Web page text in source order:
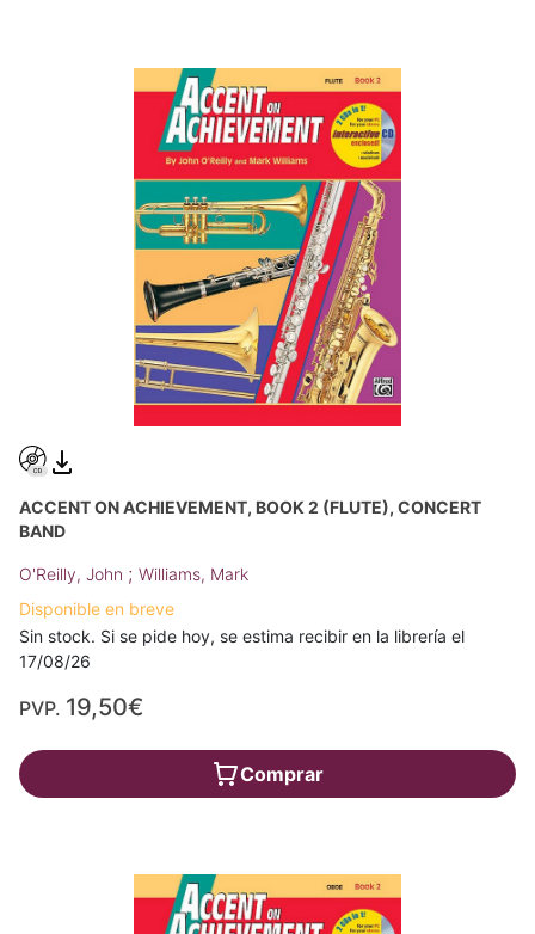
ACCENT ON ACHIEVEMENT, BOOK 2 (FLUTE), CONCERT
BAND
O'Reilly, John ; Williams, Mark
Disponible en breve
Sin stock. Si se pide hoy, se estima recibir en la librería el
17/08/26
PVP. 19,50€
Comprar